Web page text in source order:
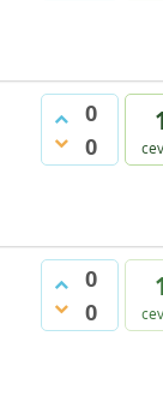
0
0
0
0